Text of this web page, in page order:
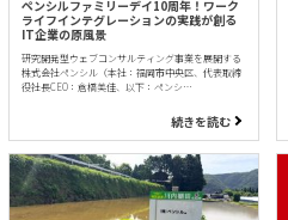
ペンシルファミリーデイ10周年！ワーク
ライフインテグレーションの実践が創る
IT企業の原風景
研究開発型ウェブコンサルティング事業を展開する
株式会社ペンシル（本社：福岡市中央区、代表取締
役社長CEO：倉橋美佳、以下：ペンシ…
続きを読む